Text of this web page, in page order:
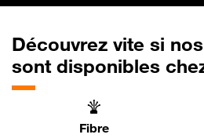
Découvrez vite si
sont disponibles
Fibre